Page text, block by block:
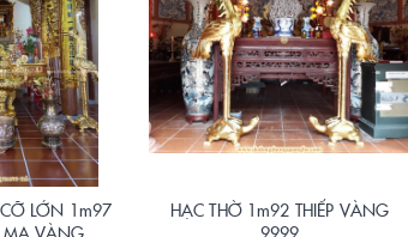
LỚN 1m97
VÀNG
HẠC THỜ 1m92 THIẾP VÀNG
9999